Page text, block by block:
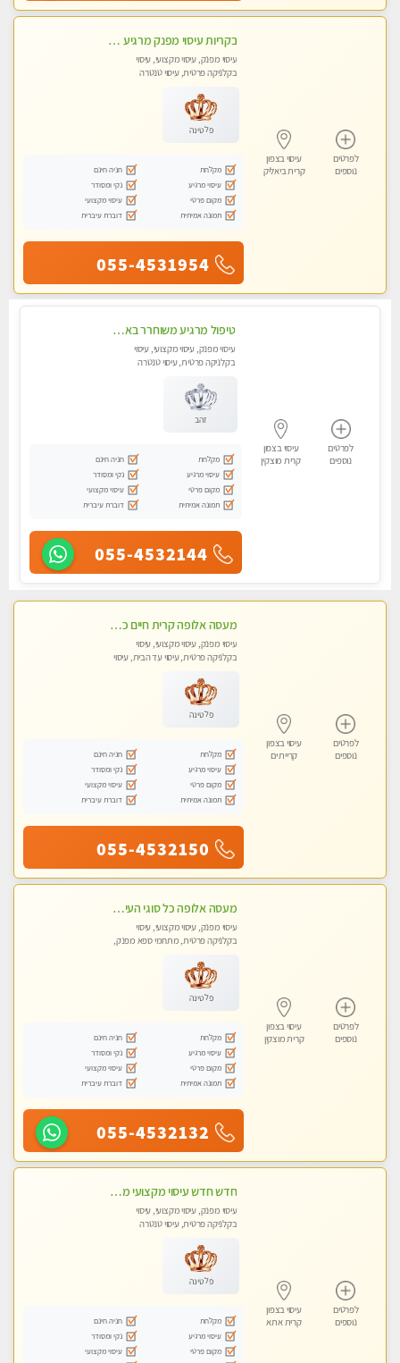
לפרטים
נוספים
עיסוי בצפון
קרית ביאליק
בקריות עיסוי מפנק מרגיע ושקט במקום מדהים עיסוי מושקע מאוד
עיסוי מפנק, עיסוי מקצועי, עיסוי
בקלניקה פרטית, עיסוי טנטרה
פלטינה
מקלחת
חניה חינם
עיסוי מרגיע
נקי ומסודר
מקום פרטי
עיסוי מקצועי
תמונה אמיתית
דוברת עיברית
055-4531954
לפרטים
נוספים
עיסוי בצפון
קרית מוצקין
טיפול מרגיע משוחרר באווירה נעימה נקיה ומסודרת יש חניה ומקלחת
עיסוי מפנק, עיסוי מקצועי, עיסוי
בקלניקה פרטית, עיסוי טנטרה
זהב
מקלחת
חניה חינם
עיסוי מרגיע
נקי ומסודר
מקום פרטי
עיסוי מקצועי
תמונה אמיתית
דוברת עיברית
055-4532144
לפרטים
נוספים
עיסוי בצפון
קריית ים
מעסה אלופה קרית חיים כל סוגי העיסויים מעסה מקצועית ואיכותית פרטי!!
עיסוי מפנק, עיסוי מקצועי, עיסוי
בקלניקה פרטית, עיסוי עד הבית, עיסוי
פלטינה
מקלחת
חניה חינם
עיסוי מרגיע
נקי ומסודר
מקום פרטי
עיסוי מקצועי
תמונה אמיתית
דוברת עיברית
055-4532150
לפרטים
נוספים
עיסוי בצפון
קרית מוצקין
מעסה אלופה כל סוגי העיסויים מעסה מקצועית ואיכותית פרטי!!!
עיסוי מפנק, עיסוי מקצועי, עיסוי
בקלניקה פרטית, מתחמי ספא מפנק,
פלטינה
מקלחת
חניה חינם
עיסוי מרגיע
נקי ומסודר
מקום פרטי
עיסוי מקצועי
תמונה אמיתית
דוברת עיברית
055-4532132
לפרטים
נוספים
עיסוי בצפון
קרית אתא
חדש חדש עיסוי מקצועי מפנק עיסוי עם אבנים חמות. מעסה עם תעודות. טיפול מרגיע משוחרר באווירה נעימה נקיה ומסודרת
עיסוי מפנק, עיסוי מקצועי, עיסוי
בקלניקה פרטית, עיסוי טנטרה
פלטינה
מקלחת
חניה חינם
עיסוי מרגיע
נקי ומסודר
מקום פרטי
עיסוי מקצועי